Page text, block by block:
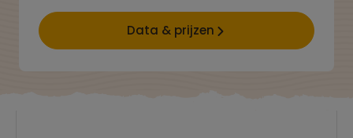
Data & prijzen